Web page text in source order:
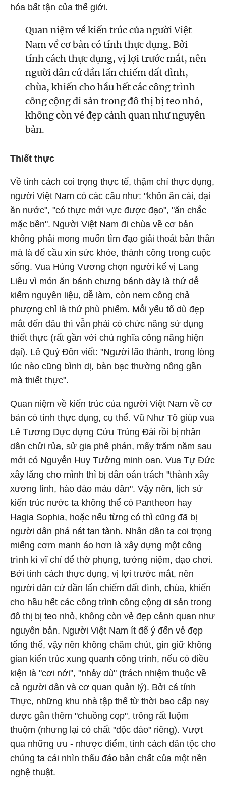
hóa bất tận của thế giới.
Quan niệm về kiến trúc của người Việt
Nam về cơ bản có tính thực dụng. Bởi
tính cách thực dụng, vị lợi trước mắt, nên
người dân cứ dần lấn chiếm đất đình,
chùa, khiến cho hầu hết các công trình
công cộng di sản trong đô thị bị teo nhỏ,
không còn vẻ đẹp cảnh quan như nguyên
bản.
Thiết thực
Về tính cách coi trọng thực tế, thậm chí thực dụng,
người Việt Nam có các câu như: "khôn ăn cái, dại
ăn nước", "có thực mới vực được đạo", "ăn chắc
mặc bền". Người Việt Nam đi chùa về cơ bản
không phải mong muốn tìm đạo giải thoát bản thân
mà là để cầu xin sức khỏe, thành công trong cuộc
sống. Vua Hùng Vương chọn người kế vị Lang
Liêu vì món ăn bánh chưng bánh dày là thứ dễ
kiếm nguyên liệu, dễ làm, còn nem công chả
phượng chỉ là thứ phù phiếm. Mỗi yếu tố dù đẹp
mắt đến đâu thì vẫn phải có chức năng sử dụng
thiết thực (rất gần với chủ nghĩa công năng hiện
đại). Lê Quý Đôn viết: "Người lão thành, trong lòng
lúc nào cũng bình dị, bàn bạc thường nông gần
mà thiết thực".
Quan niệm về kiến trúc của người Việt Nam về cơ
bản có tính thực dụng, cụ thể. Vũ Như Tô giúp vua
Lê Tương Dực dựng Cửu Trùng Đài rồi bị nhân
dân chửi rủa, sử gia phê phán, mấy trăm năm sau
mới có Nguyễn Huy Tưởng minh oan. Vua Tự Đức
xây lăng cho mình thì bị dân oán trách "thành xây
xương lính, hào đào máu dân". Vậy nên, lịch sử
kiến trúc nước ta không thể có Pantheon hay
Hagia Sophia, hoặc nếu từng có thì cũng đã bị
người dân phá nát tan tành. Nhân dân ta coi trọng
miếng cơm manh áo hơn là xây dựng một công
trình kì vĩ chỉ để thờ phụng, tưởng niệm, dạo chơi.
Bởi tính cách thực dụng, vị lợi trước mắt, nên
người dân cứ dần lấn chiếm đất đình, chùa, khiến
cho hầu hết các công trình công cộng di sản trong
đô thị bị teo nhỏ, không còn vẻ đẹp cảnh quan như
nguyên bản. Người Việt Nam ít để ý đến vẻ đẹp
tổng thể, vậy nên không chăm chút, gìn giữ không
gian kiến trúc xung quanh công trình, nếu có điều
kiện là "cơi nới", "nhảy dù" (trách nhiệm thuộc về
cả người dân và cơ quan quản lý). Bởi cá tính
Thực, những khu nhà tập thể từ thời bao cấp nay
được gắn thêm "chuồng cọp", trông rất luộm
thuộm (nhưng lại có chất "độc đáo" riêng). Vượt
qua những ưu - nhược điểm, tính cách dân tộc cho
chúng ta cái nhìn thấu đáo bản chất của một nền
nghệ thuật.